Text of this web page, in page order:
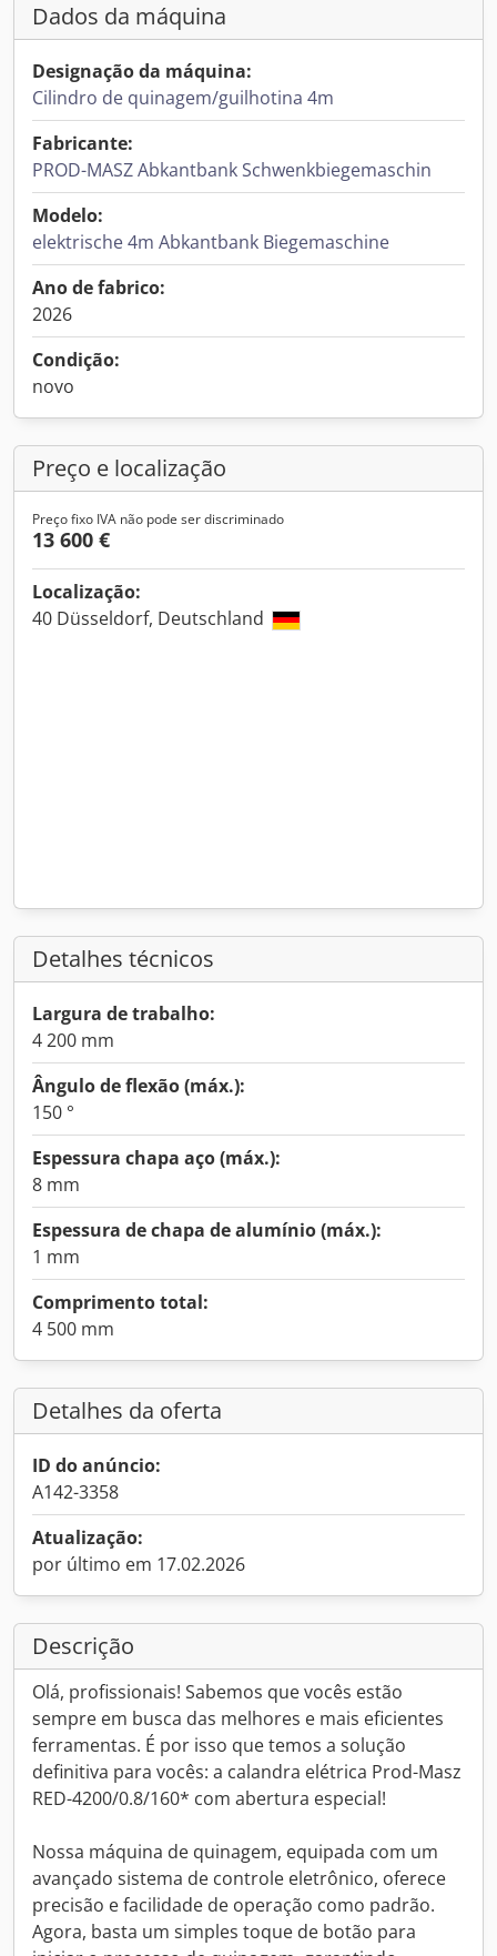
Dados da máquina
Designação da máquina:
Cilindro de quinagem/guilhotina 4m
Fabricante:
PROD-MASZ Abkantbank Schwenkbiegemaschin
Modelo:
elektrische 4m Abkantbank Biegemaschine
Ano de fabrico:
2026
Condição:
novo
Preço e localização
Preço fixo IVA não pode ser discriminado
13 600 €
Localização:
40 Düsseldorf, Deutschland
Detalhes técnicos
Largura de trabalho:
4 200 mm
Ângulo de flexão (máx.):
150 °
Espessura chapa aço (máx.):
8 mm
Espessura de chapa de alumínio (máx.):
1 mm
Comprimento total:
4 500 mm
Detalhes da oferta
ID do anúncio:
A142-3358
Atualização:
por último em 17.02.2026
Descrição
Olá, profissionais! Sabemos que vocês estão
sempre em busca das melhores e mais eficientes
ferramentas. É por isso que temos a solução
definitiva para vocês: a calandra elétrica Prod-Masz
RED-4200/0.8/160* com abertura especial!
Nossa máquina de quinagem, equipada com um
avançado sistema de controle eletrônico, oferece
precisão e facilidade de operação como padrão.
Agora, basta um simples toque de botão para